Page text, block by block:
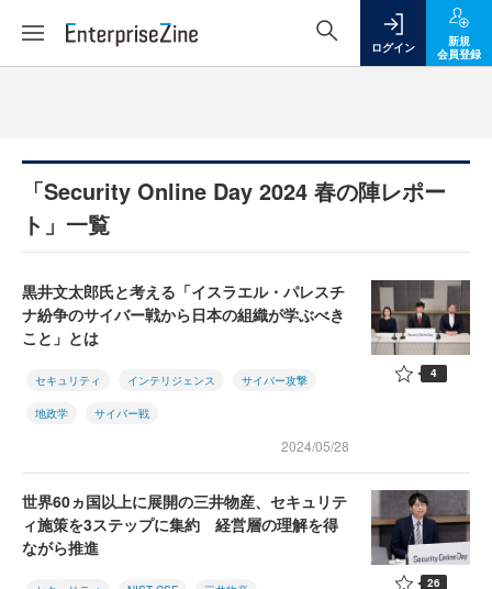
ログイン
新規
会員登録
「Security Online Day 2024 春の陣レポー
ト」一覧
黒井文太郎氏と考える「イスラエル・パレスチ
ナ紛争のサイバー戦から日本の組織が学ぶべき
こと」とは
セキュリティ インテリジェンス サイバー攻撃
地政学 サイバー戦
2024/05/28
4
世界60ヵ国以上に展開の三井物産、セキュリテ
ィ施策を3ステップに集約 経営層の理解を得
ながら推進
26